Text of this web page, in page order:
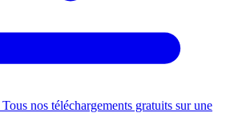
Tous nos téléchargements gratuits sur une